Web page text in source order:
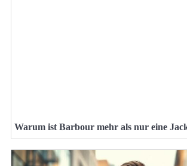
Warum ist Barbour mehr als nur eine